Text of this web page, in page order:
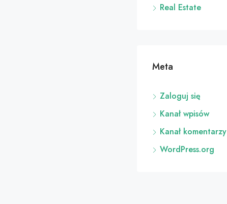
Real Estate
Meta
Zaloguj się
Kanał wpisów
Kanał komentarzy
WordPress.org